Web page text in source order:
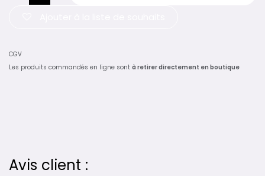
CGV
Les produits commandés en ligne sont à retirer directement en boutique
Avis client :